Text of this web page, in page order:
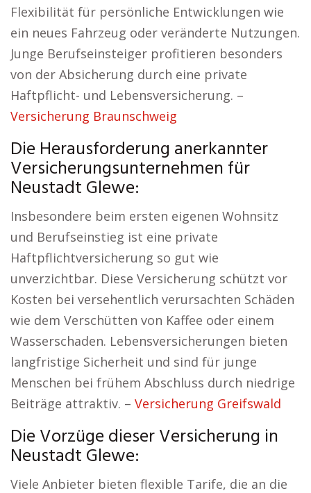
Flexibilität für persönliche Entwicklungen wie
ein neues Fahrzeug oder veränderte Nutzungen.
Junge Berufseinsteiger profitieren besonders
von der Absicherung durch eine private
Haftpflicht- und Lebensversicherung. –
Versicherung Braunschweig
Die Herausforderung anerkannter
Versicherungsunternehmen für
Neustadt Glewe:
Insbesondere beim ersten eigenen Wohnsitz
und Berufseinstieg ist eine private
Haftpflichtversicherung so gut wie
unverzichtbar. Diese Versicherung schützt vor
Kosten bei versehentlich verursachten Schäden
wie dem Verschütten von Kaffee oder einem
Wasserschaden. Lebensversicherungen bieten
langfristige Sicherheit und sind für junge
Menschen bei frühem Abschluss durch niedrige
Beiträge attraktiv. – Versicherung Greifswald
Die Vorzüge dieser Versicherung in
Neustadt Glewe:
Viele Anbieter bieten flexible Tarife, die an die